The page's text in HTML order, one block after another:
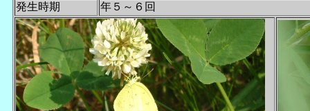
発生時期
年５～６回